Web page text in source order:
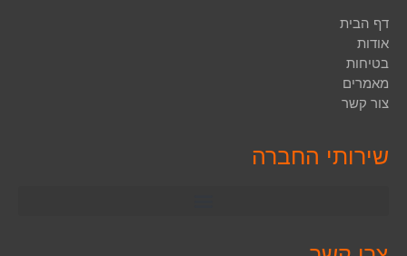
דף הבית
אודות
בטיחות
מאמרים
צור קשר
שירותי החברה